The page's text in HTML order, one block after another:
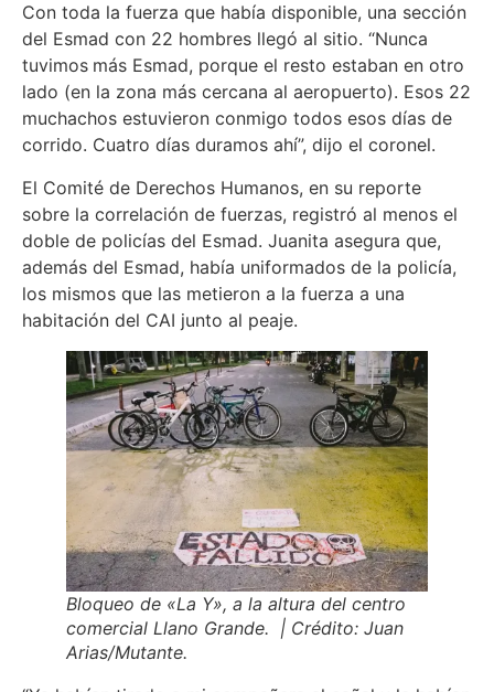
Con toda la fuerza que había disponible, una sección
del Esmad con 22 hombres llegó al sitio. “Nunca
tuvimos más Esmad, porque el resto estaban en otro
lado (en la zona más cercana al aeropuerto). Esos 22
muchachos estuvieron conmigo todos esos días de
corrido. Cuatro días duramos ahí”, dijo el coronel.
El Comité de Derechos Humanos, en su reporte
sobre la correlación de fuerzas, registró al menos el
doble de policías del Esmad. Juanita asegura que,
además del Esmad, había uniformados de la policía,
los mismos que las metieron a la fuerza a una
habitación del CAI junto al peaje.
Bloqueo de «La Y», a la altura del centro
comercial Llano Grande. | Crédito: Juan
Arias/Mutante.